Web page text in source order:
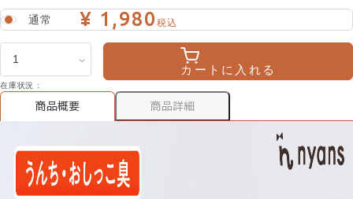
通常 ¥ 1,980税込
カートに入れる
在庫状況 :
商品概要 商品詳細